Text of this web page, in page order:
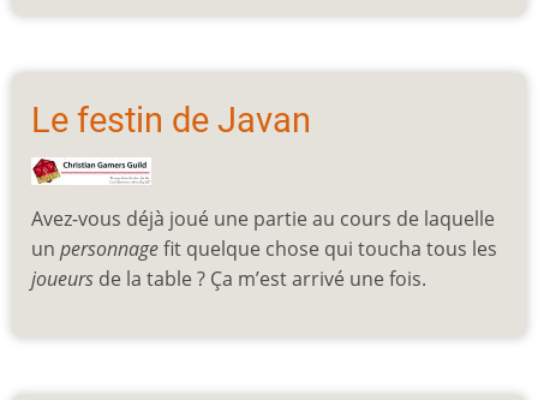
Le festin de Javan
Avez-vous déjà joué une partie au cours de laquelle
un personnagefit quelque chose qui toucha tous les
joueurs de la table ? Ça m’est arrivé une fois.